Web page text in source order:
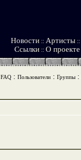
Новости :: Артисты ::
Ссылки :: О проекте
FAQ: Пользователи: Группы: